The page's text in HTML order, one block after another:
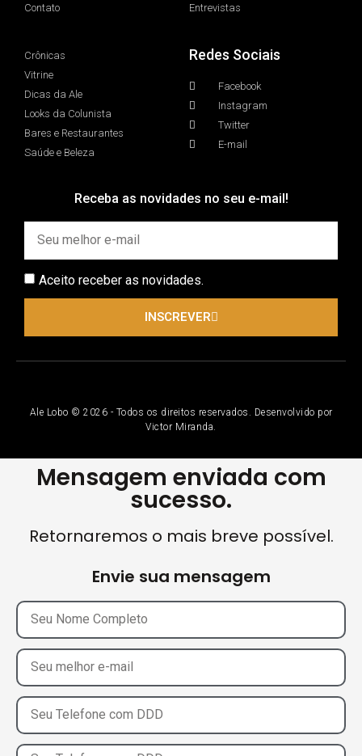
Contato
Entrevistas
Crônicas
Vitrine
Dicas da Ale
Looks da Colunista
Bares e Restaurantes
Saúde e Beleza
Redes Sociais
Facebook
Instagram
Twitter
E-mail
Receba as novidades no seu e-mail!
Aceito receber as novidades.
INSCREVER
Ale Lobo © 2026 - Todos os direitos reservados. Desenvolvido por
Victor Miranda.
Mensagem enviada com
sucesso.
Retornaremos o mais breve possível.
Envie sua mensagem